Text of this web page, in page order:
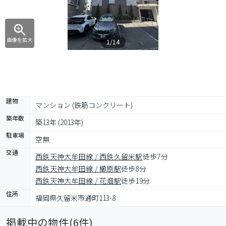
画像を拡大 1/14
建物 マンション (鉄筋コンクリート)
築年数 築13年 (2013年)
駐車場 空無
交通 西鉄天神大牟田線 / 西鉄久留米駅徒歩7分
西鉄天神大牟田線 / 櫛原駅徒歩8分
西鉄天神大牟田線 / 花畑駅徒歩19分
住所 福岡県久留米市通町113-8
掲載中の物件(6件)